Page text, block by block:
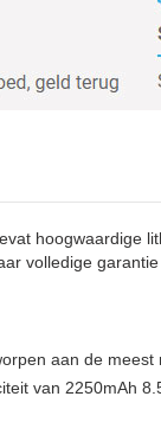
hoogwaardige
volledige
aan de meest
van 2250mAh